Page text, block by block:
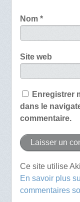
Nom *
Site web
Enregistrer
dans le
commentaire.
Ce site utilise
En savoir plus
commentaires